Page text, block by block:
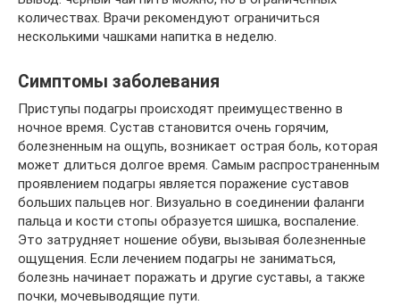
количествах. Врачи рекомендуют ограничиться
несколькими чашками напитка в неделю.
Симптомы заболевания
Приступы подагры происходят преимущественно в
ночное время. Сустав становится очень горячим,
болезненным на ощупь, возникает острая боль, которая
может длиться долгое время. Самым распространенным
проявлением подагры является поражение суставов
больших пальцев ног. Визуально в соединении фаланги
пальца и кости стопы образуется шишка, воспаление.
Это затрудняет ношение обуви, вызывая болезненные
ощущения. Если лечением подагры не заниматься,
болезнь начинает поражать и другие суставы, а также
почки, мочевыводящие пути.